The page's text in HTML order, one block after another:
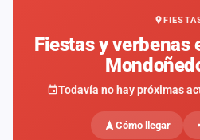
Fiestas y verbenas
Todavía no hay próximas
Cómo llegar
fiestas
Componentes